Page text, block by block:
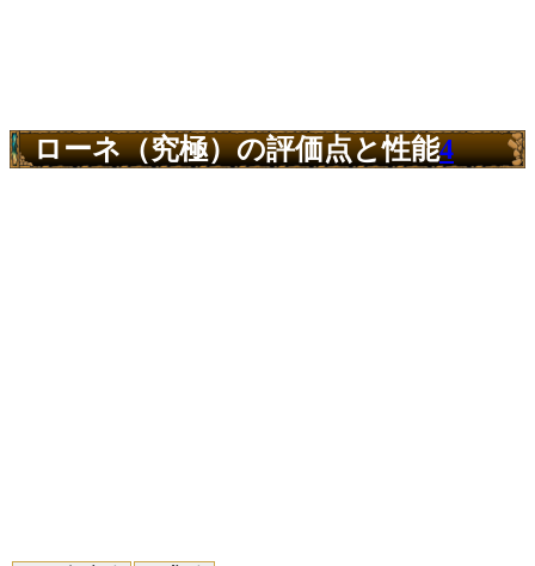
ローネ（究極）の評価点と性能4